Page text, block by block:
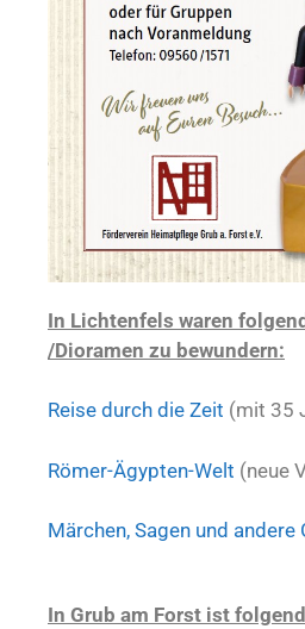
In Lichtenfels waren
/Dioramen zu bewundern:
Reise durch die Zeit (mit 35
Römer-Ägypten-Welt (neue
Märchen, Sagen und andere
In Grub am Forst ist